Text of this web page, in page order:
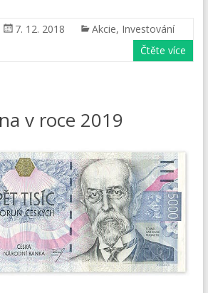
7. 12. 2018 Akcie, Investování
Čtěte více
v roce 2019